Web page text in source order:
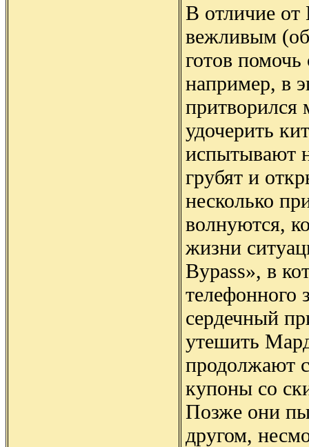
В отличие от
вежливым
готов помочь
например, в
удочерить
испытывают
грубят и
несколько
волнуются,
жизни
Bypass», в
телефонного
сердечный
утешить
продолжают
купоны со
Позже они
другом,